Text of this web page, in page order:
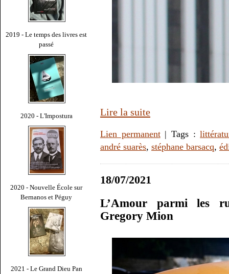
2019 - Le temps des livres est
passé
2020 - L'Impostura
2020 - Nouvelle École sur
Bernanos et Péguy
2021 - Le Grand Dieu Pan
Lire la suite
Lien permanent| Tags :
andré suarès, stéphane barsacq,
18/07/2021
L’Amour parmi les
Gregory Mion